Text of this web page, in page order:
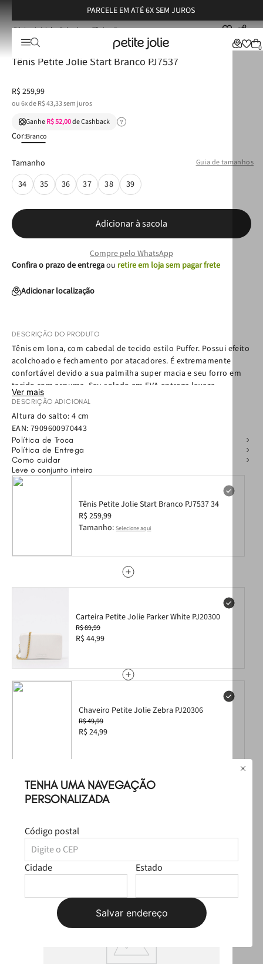
PARCELE EM ATÉ 6X SEM JUROS
TENHA UMA NAVEGAÇÃO
PERSONALIZADA
Código postal
Cidade Estado
Salvar endereço
0
Calçados Tênis Tênis Petite Jolie Start Branco PJ7537
★★
Tênis Petite Jolie Start Branco PJ7537
R$ 259,99
ou6x deR$43,33sem juros
GanheR$ 52,00de Cashback
Cor:Branco
Guia de tamanhos
Tamanho
34
35 36 37 38 39
Adicionar à sacola
Compre pelo WhatsApp
Confira o prazo de entregaou retire em loja sem pagar frete
Adicionar localização
DESCRIÇÃO DO PRODUTO
Tênis em lona, com cabedal de tecido estilo Puffer. Possui efeito
acolchoado e fechamento por atacadores. É extremamente
confortável devido a sua palmilha super macia e seu forro em
tecido com espuma. Seu solado em EVA entrega leveza,
tecnologia, amortecimento e muito conforto. O Start é aquele
modelo que você não vai querer tirar dos pés!
Ver mais
DESCRIÇÃO ADICIONAL
Altura do salto: 4 cm
EAN: 7909600970443
Política de Troca
Política de Entrega
Como cuidar
Leve o conjunto inteiro
Tênis Petite Jolie Start Branco PJ7537 34
R$ 259,99
Tamanho: Selecione aqui
Carteira Petite Jolie Parker White PJ20300
R$ 89,99
R$ 44,99
Chaveiro Petite Jolie Zebra PJ20306
R$ 49,99
R$ 24,99
R$ 399,97
R$ 329,97
Produtos Sugeridos